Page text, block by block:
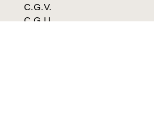
C.G.V.
C.G.U.